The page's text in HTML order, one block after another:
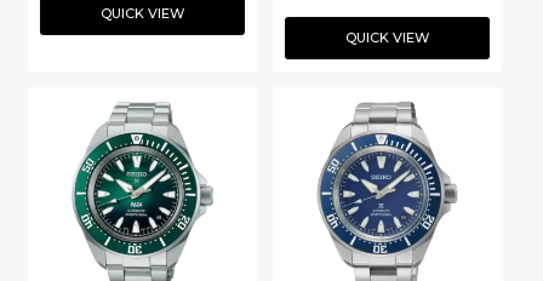
QUICK VIEW
QUICK VIEW